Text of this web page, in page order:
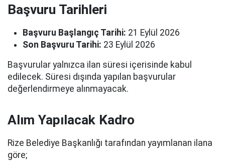
Başvuru Tarihleri
Başvuru Başlangıç Tarihi: 21 Eylül 2026
Son Başvuru Tarihi: 23 Eylül 2026
Başvurular yalnızca ilan süresi içerisinde kabul
edilecek. Süresi dışında yapılan başvurular
değerlendirmeye alınmayacak.
Alım Yapılacak Kadro
Rize Belediye Başkanlığı tarafından yayımlanan ilana
göre;